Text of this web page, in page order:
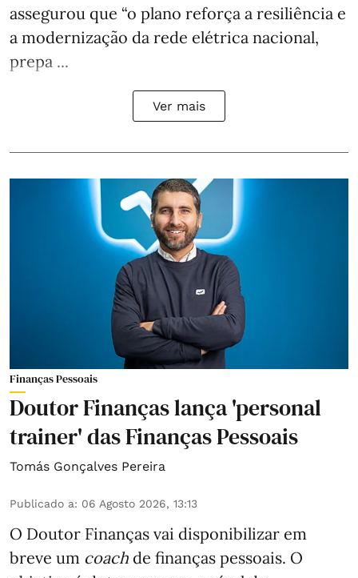
assegurou que “o plano reforça a resiliência e
a modernização da rede elétrica nacional,
prepa ...
Ver mais
Finanças Pessoais
Doutor Finanças lança 'personal
trainer' das Finanças Pessoais
Tomás Gonçalves Pereira
Publicado a: 06 Agosto 2026, 13:13
O Doutor Finanças vai disponibilizar em
breve um coach de finanças pessoais. O